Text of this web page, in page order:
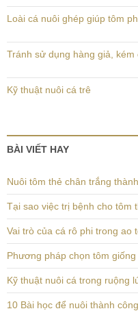
Loài cá nuôi ghép giúp tôm
Tránh sử dụng hàng giả,
Kỹ thuật nuôi cá trê
BÀI VIẾT HAY
Nuôi tôm thẻ chân trắng
Tại sao việc trị bệnh cho tôm
Vai trò của cá rô phi trong ao
Phương pháp chọn tôm giống
Kỹ thuật nuôi cá trong ruộng
10 Bài học để nuôi thành